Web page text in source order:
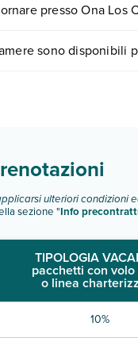
un appuntamento.
presso Ona Los
sono disponibili
ulteriori condizioni
sezione "Info
TIPOLOGIA
pacchetti con volo
o linea
10%